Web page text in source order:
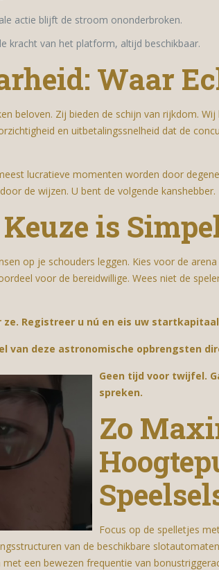
actie blijft de stroom ononderbroken.
kracht van het platform, altijd beschikbaar.
Waar
beloven. Zij bieden de schijn van rijkdom.
en uitbetalingssnelheid dat de
lucratieve momenten worden door
de wijzen. U bent de volgende kanshebber.
is
op je schouders leggen. Kies voor de
voor de bereidwillige. Wees niet de
Registreer u nú en eis uw
van deze astronomische opbrengsten
Geen tijd voor twijfel.
spreken.
Zo
Focus op de spelletjes
van de beschikbare
een bewezen frequentie van